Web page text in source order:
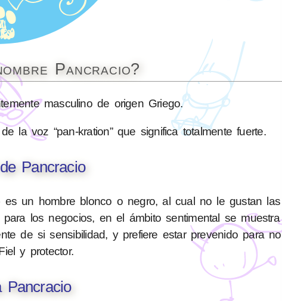
Pancracio?
masculino de origen Griego.
la voz “pan-kration” que significa totalmente fuerte.
Pancracio
es un hombre blonco o negro, al cual no le gustan las
los negocios, en el ámbito sentimental se muestra
de si sensibilidad, y prefiere estar prevenido para no
y protector.
Pancracio